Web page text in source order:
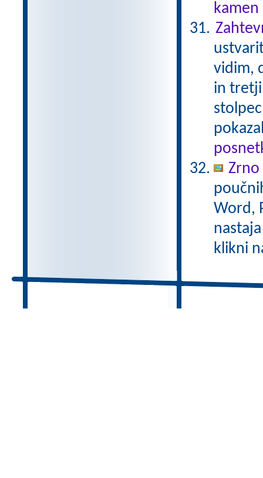
kamen
vidim,
in
Zrno
Word,
klikni